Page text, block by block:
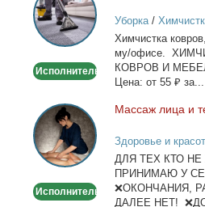
ковров
на
дому/
Исполнитель
Уборка/
Хим­чист­ка
му/офи­се.
КОВРОВ И
Це­на: от 55 ₽ за...
Массаж
лица
и
тела
Исполнитель
Мас­саж ли­ца и
Здоровье и
ДЛЯ ТЕХ КТО
ПРИНИМАЮ У
❌ОКОНЧАНИЯ,
ДАЛЕЕ НЕТ!